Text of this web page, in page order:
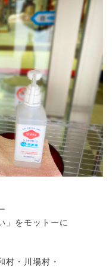
」をモットーに
村・川場村・